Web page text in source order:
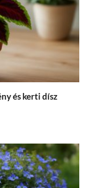
és kerti dísz